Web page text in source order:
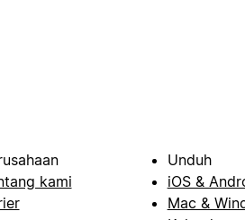
kami
Unduh
iOS &
Mac &